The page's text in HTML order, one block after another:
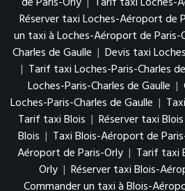
Réserver taxi Loches-Aéroport de
un taxi à Loches-Aéroport de Paris-
Charles de Gaulle | Devis taxi
| Tarif taxi Loches-Paris-Charles
Loches-Paris-Charles de Gaulle |
Loches-Paris-Charles de Gaulle |
Tarif taxi Blois | Réserver taxi Blois
Blois | Taxi Blois-Aéroport de
Aéroport de Paris-Orly | Tarif taxi
Orly | Réserver taxi Blois-
Commander un taxi à Blois-